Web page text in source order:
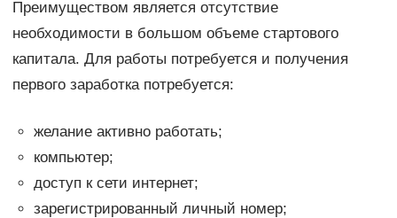
Преимуществом является отсутствие
необходимости в большом объеме стартового
капитала. Для работы потребуется и получения
первого заработка потребуется:
желание активно работать;
компьютер;
доступ к сети интернет;
зарегистрированный личный номер;